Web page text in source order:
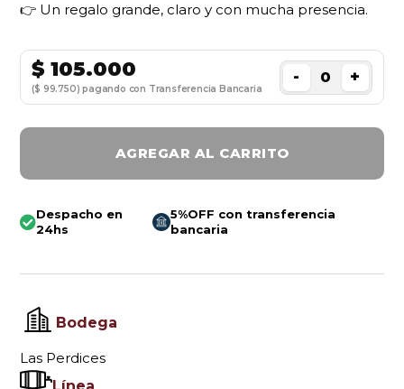
👉 Un regalo grande, claro y con mucha presencia.
$105.000
($ 99.750) pagando con Transferencia Bancaria
- +
AGREGAR AL CARRITO
Despacho en
24hs
5%OFF con transferencia
bancaria
Bodega
Las Perdices